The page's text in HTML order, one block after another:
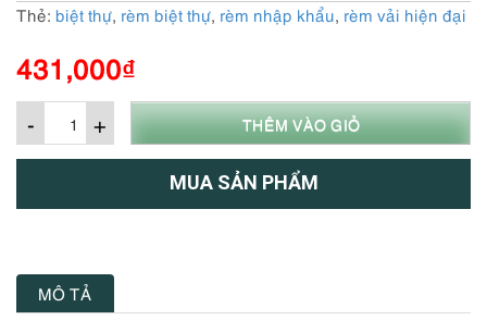
Thẻ: biệt thự, rèm biệt thự, rèm nhập khẩu, rèm vải hiện đại
431,000₫
+
- THÊM VÀO GIỎ
MUA SẢN PHẨM
MÔ TẢ